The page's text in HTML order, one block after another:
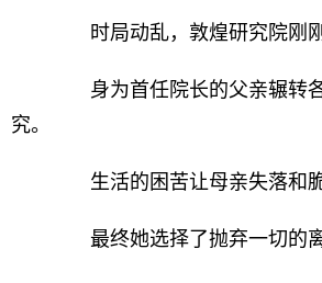
时局动乱，敦煌研究院刚刚
身为首任院长的父亲辗转
究。
生活的困苦让母亲失落和脆
最终她选择了抛弃一切的离